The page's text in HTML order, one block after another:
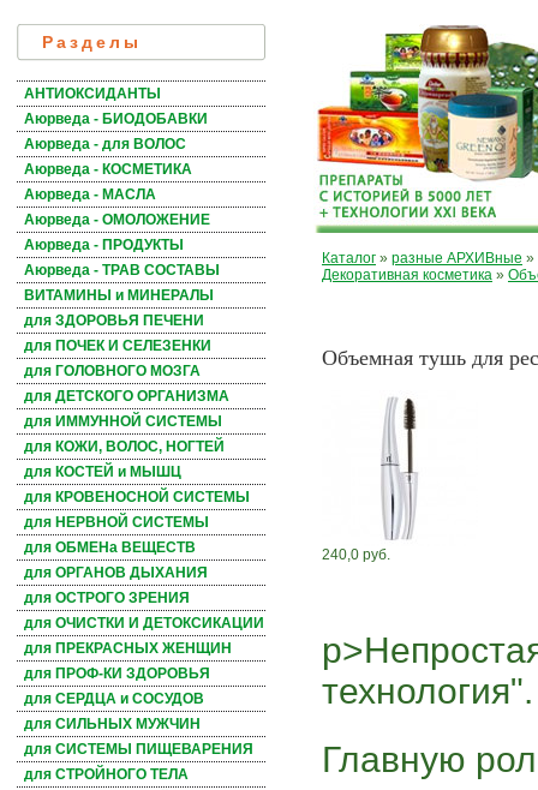
Разделы
АНТИОКСИДАНТЫ
Аюрведа - БИОДОБАВКИ
Аюрведа - для ВОЛОС
Аюрведа - КОСМЕТИКА
Аюрведа - МАСЛА
Аюрведа - ОМОЛОЖЕНИЕ
Аюрведа - ПРОДУКТЫ
Аюрведа - ТРАВ СОСТАВЫ
ВИТАМИНЫ и МИНЕРАЛЫ
для ЗДОРОВЬЯ ПЕЧЕНИ
для ПОЧЕК И СЕЛЕЗЕНКИ
для ГОЛОВНОГО МОЗГА
для ДЕТСКОГО ОРГАНИЗМА
для ИММУННОЙ СИСТЕМЫ
для КОЖИ, ВОЛОС, НОГТЕЙ
для КОСТЕЙ и МЫШЦ
для КРОВЕНОСНОЙ СИСТЕМЫ
для НЕРВНОЙ СИСТЕМЫ
для ОБМЕНа ВЕЩЕСТВ
для ОРГАНОВ ДЫХАНИЯ
для ОСТРОГО ЗРЕНИЯ
для ОЧИСТКИ И ДЕТОКСИКАЦИИ
для ПРЕКРАСНЫХ ЖЕНЩИН
для ПРОФ-КИ ЗДОРОВЬЯ
для СЕРДЦА и СОСУДОВ
для СИЛЬНЫХ МУЖЧИН
для СИСТЕМЫ ПИЩЕВАРЕНИЯ
для СТРОЙНОГО ТЕЛА
Каталог » разные АРХИВные »
Декоративная косметика »
Объемная тушь для
240,0 руб.
технология".
Главную